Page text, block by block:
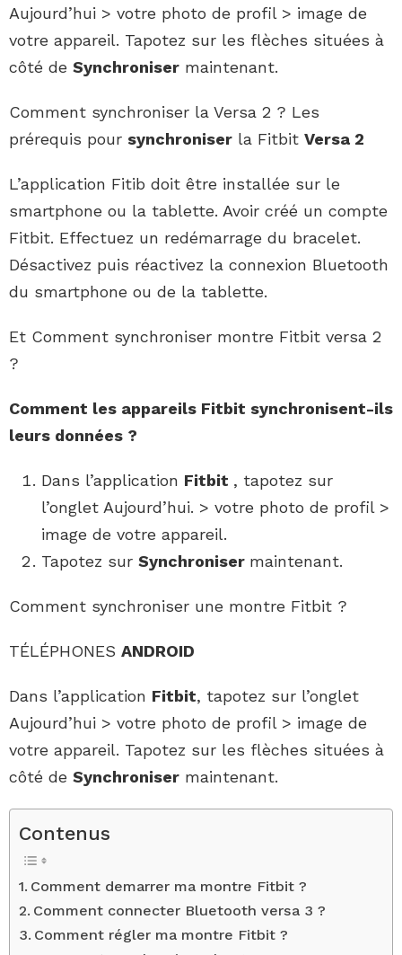
Aujourd’hui > votre photo de profil > image de
votre appareil. Tapotez sur les flèches situées à
côté de Synchroniser maintenant.
Comment synchroniser la Versa 2 ? Les
prérequis pour synchroniser la Fitbit Versa 2
L’application Fitib doit être installée sur le
smartphone ou la tablette. Avoir créé un compte
Fitbit. Effectuez un redémarrage du bracelet.
Désactivez puis réactivez la connexion Bluetooth
du smartphone ou de la tablette.
Et Comment synchroniser montre Fitbit versa 2
?
Comment les appareils Fitbit synchronisent-ils
leurs données ?
Dans l’application Fitbit , tapotez sur
l’onglet Aujourd’hui. > votre photo de profil >
image de votre appareil.
Tapotez sur Synchroniser maintenant.
Comment synchroniser une montre Fitbit ?
TÉLÉPHONES ANDROID
Dans l’application Fitbit, tapotez sur l’onglet
Aujourd’hui > votre photo de profil > image de
votre appareil. Tapotez sur les flèches situées à
côté de Synchroniser maintenant.
Contenus
Comment demarrer ma montre Fitbit ?
Comment connecter Bluetooth versa 3 ?
Comment régler ma montre Fitbit ?